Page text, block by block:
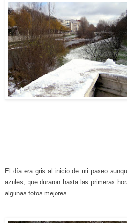
El día era gris al inicio de mi paseo
azules, queduraron hasta las primeras
algunas fotos mejores.